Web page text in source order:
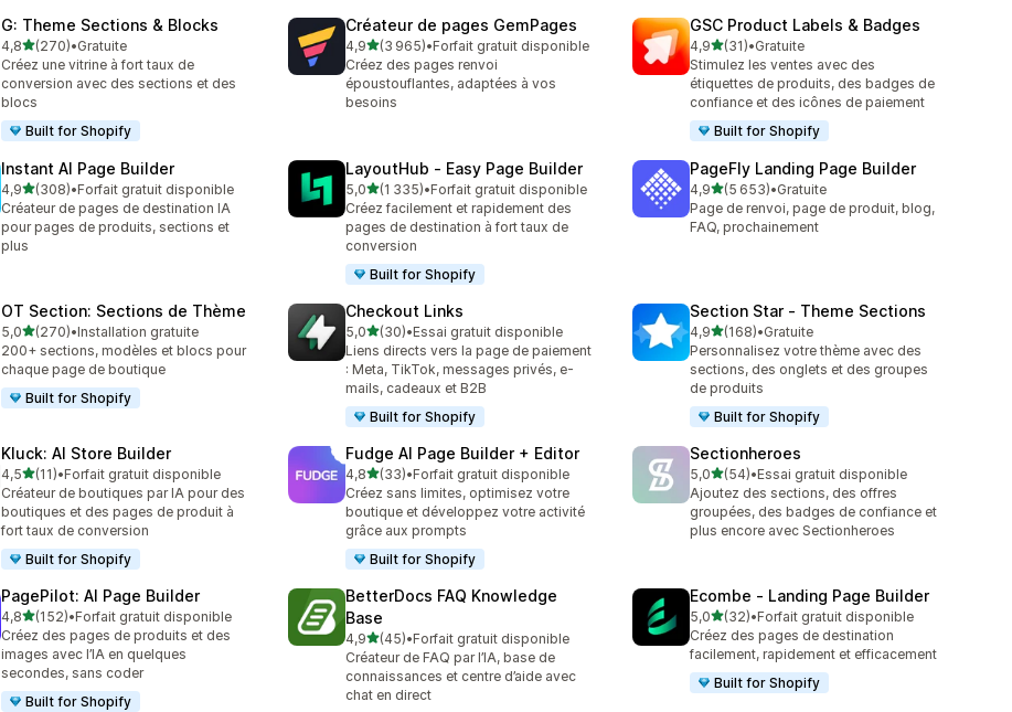
G: Theme Sections & Blocks
4,8étoile(s) sur 5
(270)
270 avis au total
•Gratuite
Créez une vitrine à fort taux de
conversion avec des sections et des
blocs
Built for Shopify
Créateur de pages GemPages
4,9étoile(s) sur 5
(3 965)
3965 avis au total
•Forfait gratuit disponible
Créez des pages renvoi
époustouflantes, adaptées à vos
besoins
GSC Product Labels & Badges
4,9étoile(s) sur 5
(31)
31 avis au total
•Gratuite
Stimulez les ventes avec des
étiquettes de produits, des badges de
confiance et des icônes de paiement
Built for Shopify
Instant AI Page Builder
4,9étoile(s) sur 5
(308)
308 avis au total
•Forfait gratuit disponible
Créateur de pages de destination IA
pour pages de produits, sections et
plus
LayoutHub ‑ Easy Page Builder
5,0étoile(s) sur 5
(1 335)
1335 avis au total
•Forfait gratuit disponible
Créez facilement et rapidement des
pages de destination à fort taux de
conversion
Built for Shopify
PageFly Landing Page Builder
4,9étoile(s) sur 5
(5 653)
5653 avis au total
•Gratuite
Page de renvoi, page de produit, blog,
FAQ, prochainement
OT Section: Sections de Thème
5,0étoile(s) sur 5
(270)
270 avis au total
•Installation gratuite
200+ sections, modèles et blocs pour
chaque page de boutique
Built for Shopify
Checkout Links
5,0étoile(s) sur 5
(30)
30 avis au total
•Essai gratuit disponible
Liens directs vers la page de paiement
: Meta, TikTok, messages privés, e-
mails, cadeaux et B2B
Built for Shopify
Section Star ‑ Theme Sections
4,9étoile(s) sur 5
(168)
168 avis au total
•Gratuite
Personnalisez votre thème avec des
sections, des onglets et des groupes
de produits
Built for Shopify
Kluck: AI Store Builder
4,5étoile(s) sur 5
(11)
11 avis au total
•Forfait gratuit disponible
Créateur de boutiques par IA pour des
boutiques et des pages de produit à
fort taux de conversion
Built for Shopify
Fudge AI Page Builder + Editor
4,8étoile(s) sur 5
(33)
33 avis au total
•Forfait gratuit disponible
Créez sans limites, optimisez votre
boutique et développez votre activité
grâce aux prompts
Built for Shopify
Sectionheroes
5,0étoile(s) sur 5
(54)
54 avis au total
•Essai gratuit disponible
Ajoutez des sections, des offres
groupées, des badges de confiance et
plus encore avec Sectionheroes
PagePilot: AI Page Builder
4,8étoile(s) sur 5
(152)
152 avis au total
•Forfait gratuit disponible
Créez des pages de produits et des
images avec l’IA en quelques
secondes, sans coder
Built for Shopify
BetterDocs FAQ Knowledge
Base
4,9étoile(s) sur 5
(45)
45 avis au total
•Forfait gratuit disponible
Créateur de FAQ par l’IA, base de
connaissances et centre d’aide avec
chat en direct
Ecombe ‑ Landing Page Builder
5,0étoile(s) sur 5
(32)
32 avis au total
•Forfait gratuit disponible
Créez des pages de destination
facilement, rapidement et efficacement
Built for Shopify